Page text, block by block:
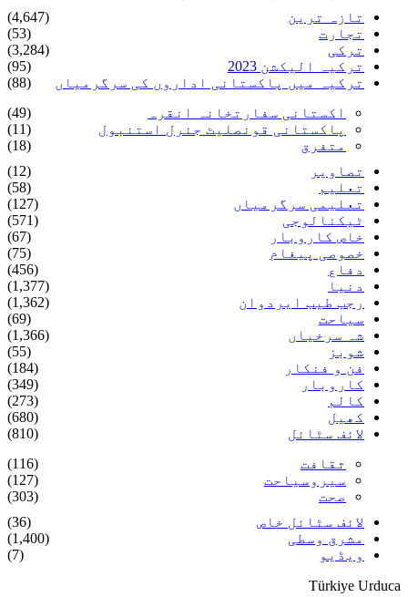
تازہ ترین
(4,647)
تجارت
(53)
ترکی
(3,284)
ترکیہ الیکشن 2023
(95)
ترکیہ میں پاکستانی اداروں کی سرگرمیاں
(88)
اکستانی سفارتخانہ انقرہ
(49)
پاکستانی قونصلیٹ جنرل استنبول
(11)
متفرق
(18)
تصاویر
(12)
تعلیم
(58)
تعلیمی سرگرمیاں
(127)
ٹیکنالوجی
(571)
خاص کاروبار
(67)
خصوصی پیغام
(75)
دفاع
(456)
دنیا
(1,377)
رجب طیب ایردوان
(1,362)
سیاحت
(69)
شہ سرخیاں
(1,366)
شوبز
(55)
فن و فنکار
(184)
کاروبار
(349)
کالم
(273)
کھیل
(680)
لائف سٹائل
(810)
ثقافت
(116)
سیروسیاحت
(127)
صحت
(303)
لائف سٹائل خاص
(36)
مشرق وسطی
(1,400)
ویڈیو
(7)
Türkiye Urduca